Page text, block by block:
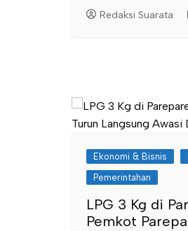
Redaksi Suarata
Ekonomi & Bisnis
Pemerintahan
LPG 3 Kg di
Pemkot